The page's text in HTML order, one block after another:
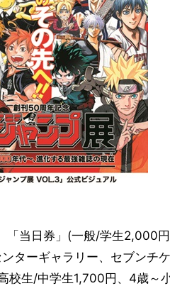
「当日券」(一般/学生2,000
ターギャラリー、セブンチ
校生/中学生1,700円、4歳～